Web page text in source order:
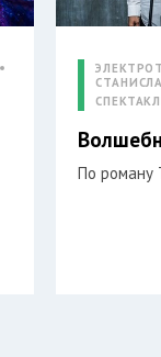
По роману